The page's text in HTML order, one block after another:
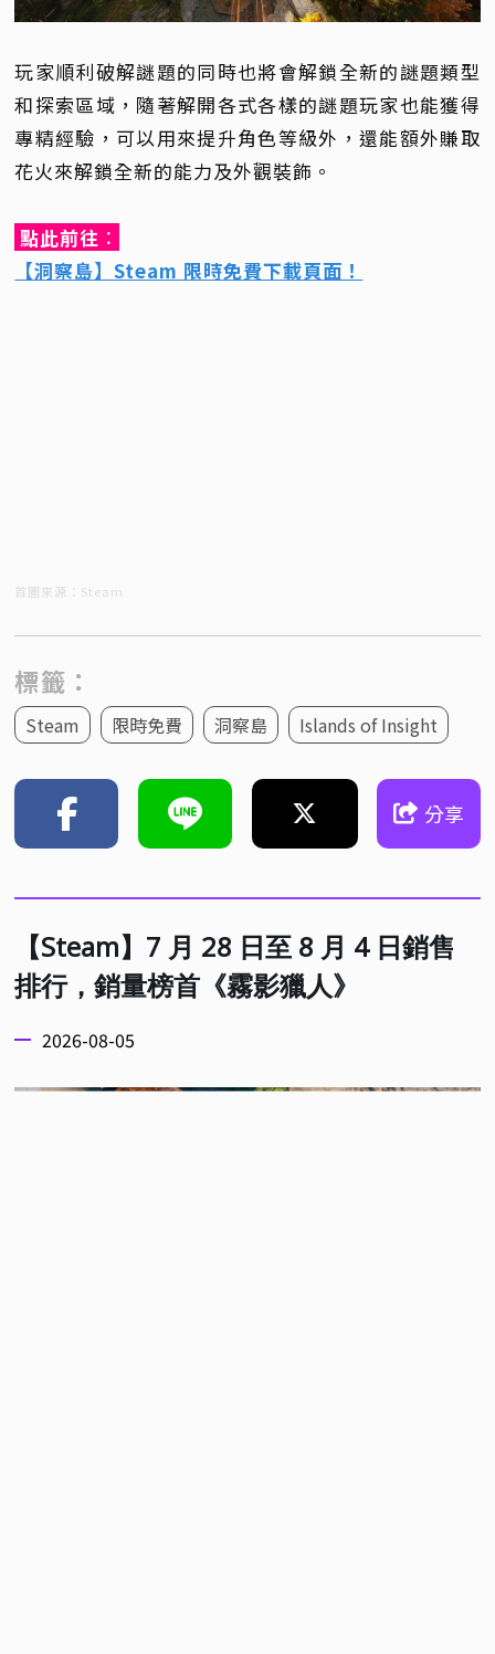
玩家順利破解謎題的同時也將會解鎖全新的謎題類型
和探索區域，隨著解開各式各樣的謎題玩家也能獲得
專精經驗，可以用來提升角色等級外，還能額外賺取
花火來解鎖全新的能力及外觀裝飾。
點此前往 ：
【洞察島】Steam 限時免費下載頁面！
首圖來源：Steam
標籤：
Steam 限時免費 洞察島 Islands of Insight
分享
【Steam】7 月 28 日至 8 月 4 日銷售
排行，銷量榜首《霧影獵人》
2026-08-05